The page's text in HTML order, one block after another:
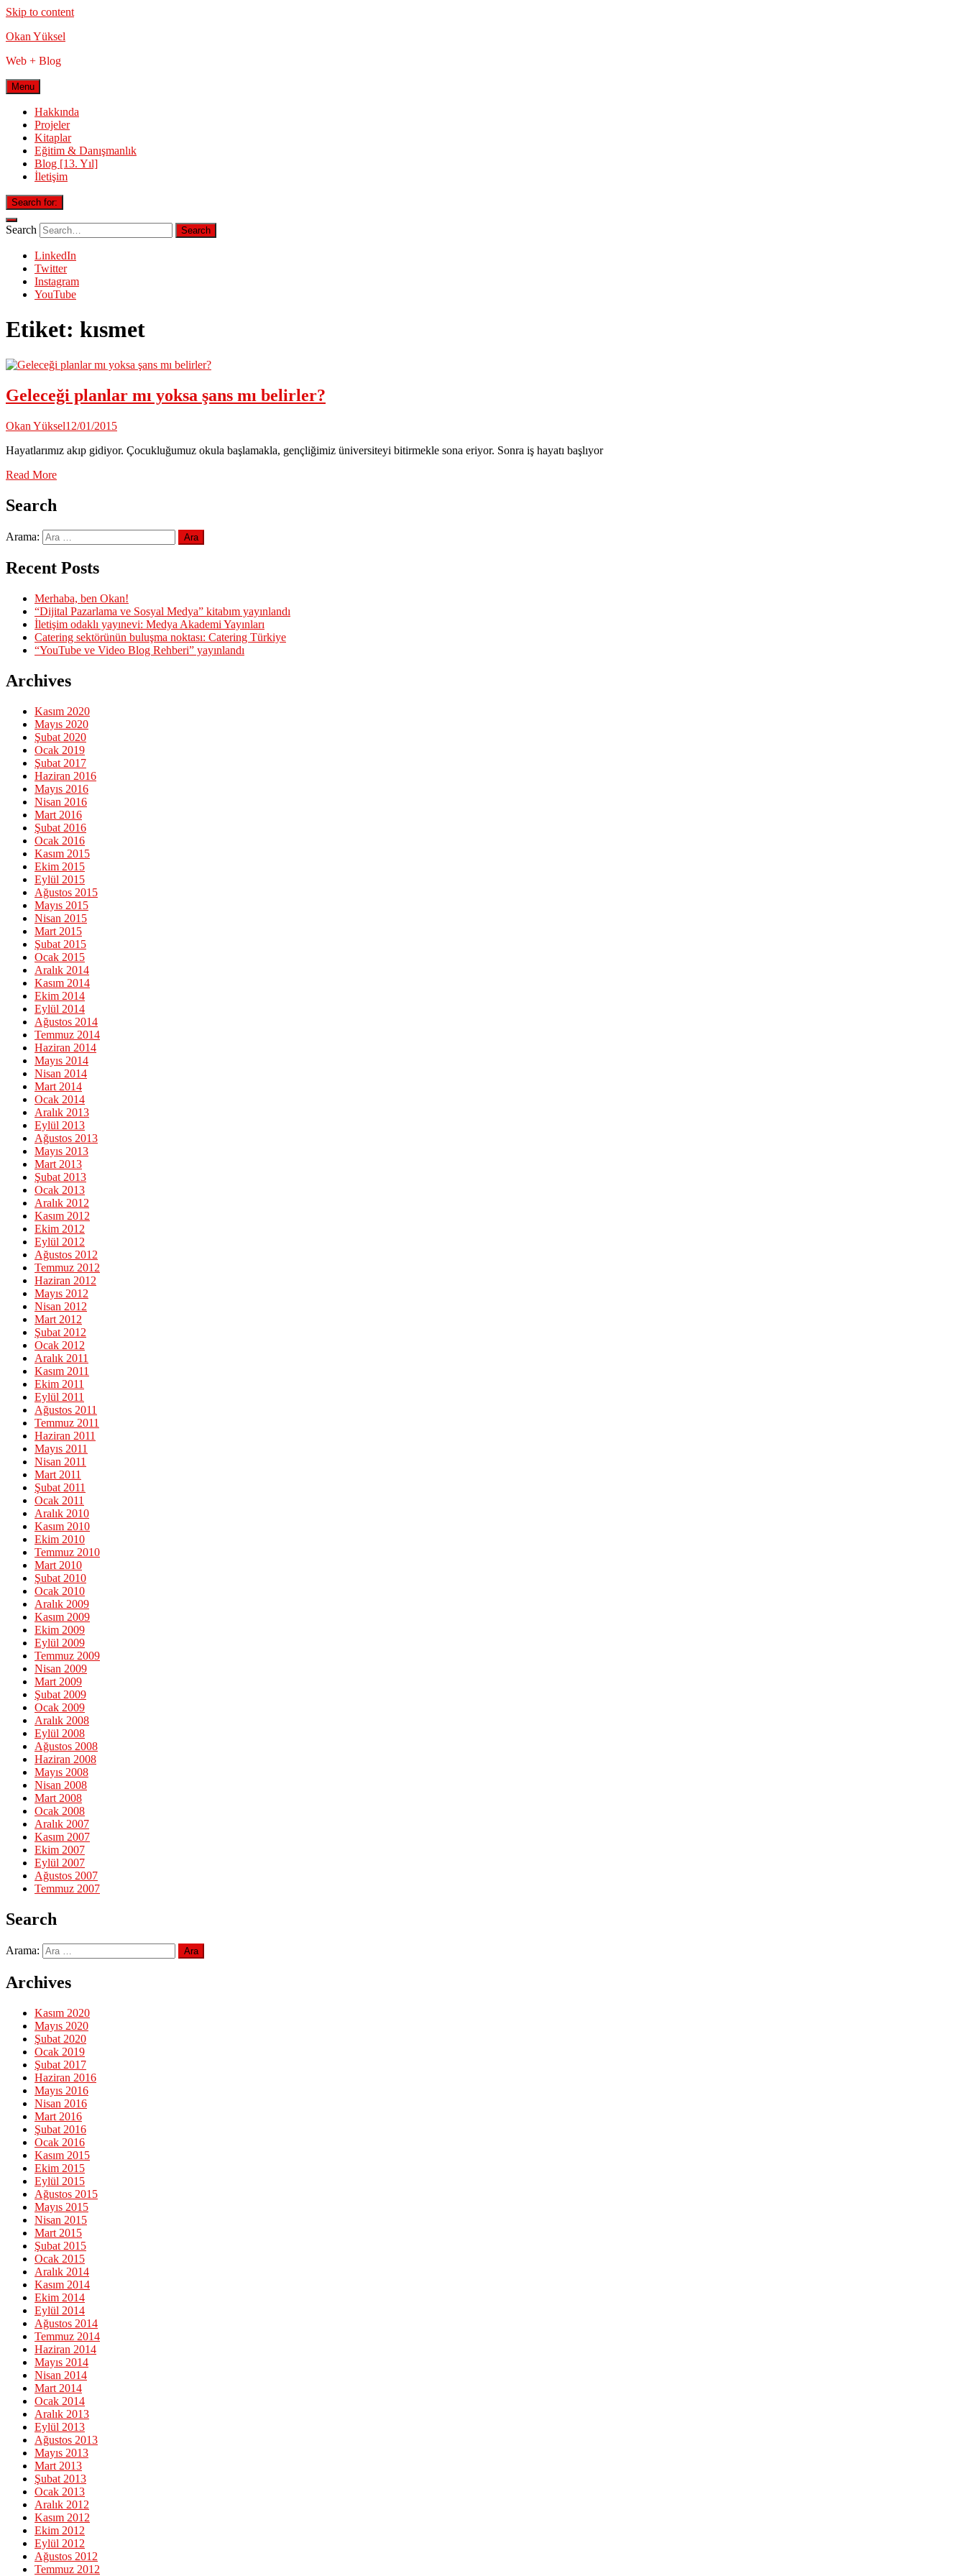
Skip to content
Okan Yüksel
Web + Blog
Menu
Hakkında
Projeler
Kitaplar
Eğitim & Danışmanlık
Blog [13. Yıl]
İletişim
Search for:
Search
LinkedIn
Twitter
Instagram
YouTube
Etiket: kısmet
Geleceği planlar mı yoksa şans mı belirler?
Okan Yüksel12/01/2015
Hayatlarımız akıp gidiyor. Çocukluğumuz okula başlamakla, gençliğimiz üniversiteyi bitirmekle sona eriyor. Sonra iş hayatı başlıyor
Read More
Search
Arama:
Recent Posts
Merhaba, ben Okan!
“Dijital Pazarlama ve Sosyal Medya” kitabım yayınlandı
İletişim odaklı yayınevi: Medya Akademi Yayınları
Catering sektörünün buluşma noktası: Catering Türkiye
“YouTube ve Video Blog Rehberi” yayınlandı
Archives
Kasım 2020
Mayıs 2020
Şubat 2020
Ocak 2019
Şubat 2017
Haziran 2016
Mayıs 2016
Nisan 2016
Mart 2016
Şubat 2016
Ocak 2016
Kasım 2015
Ekim 2015
Eylül 2015
Ağustos 2015
Mayıs 2015
Nisan 2015
Mart 2015
Şubat 2015
Ocak 2015
Aralık 2014
Kasım 2014
Ekim 2014
Eylül 2014
Ağustos 2014
Temmuz 2014
Haziran 2014
Mayıs 2014
Nisan 2014
Mart 2014
Ocak 2014
Aralık 2013
Eylül 2013
Ağustos 2013
Mayıs 2013
Mart 2013
Şubat 2013
Ocak 2013
Aralık 2012
Kasım 2012
Ekim 2012
Eylül 2012
Ağustos 2012
Temmuz 2012
Haziran 2012
Mayıs 2012
Nisan 2012
Mart 2012
Şubat 2012
Ocak 2012
Aralık 2011
Kasım 2011
Ekim 2011
Eylül 2011
Ağustos 2011
Temmuz 2011
Haziran 2011
Mayıs 2011
Nisan 2011
Mart 2011
Şubat 2011
Ocak 2011
Aralık 2010
Kasım 2010
Ekim 2010
Temmuz 2010
Mart 2010
Şubat 2010
Ocak 2010
Aralık 2009
Kasım 2009
Ekim 2009
Eylül 2009
Temmuz 2009
Nisan 2009
Mart 2009
Şubat 2009
Ocak 2009
Aralık 2008
Eylül 2008
Ağustos 2008
Haziran 2008
Mayıs 2008
Nisan 2008
Mart 2008
Ocak 2008
Aralık 2007
Kasım 2007
Ekim 2007
Eylül 2007
Ağustos 2007
Temmuz 2007
Search
Arama:
Archives
Kasım 2020
Mayıs 2020
Şubat 2020
Ocak 2019
Şubat 2017
Haziran 2016
Mayıs 2016
Nisan 2016
Mart 2016
Şubat 2016
Ocak 2016
Kasım 2015
Ekim 2015
Eylül 2015
Ağustos 2015
Mayıs 2015
Nisan 2015
Mart 2015
Şubat 2015
Ocak 2015
Aralık 2014
Kasım 2014
Ekim 2014
Eylül 2014
Ağustos 2014
Temmuz 2014
Haziran 2014
Mayıs 2014
Nisan 2014
Mart 2014
Ocak 2014
Aralık 2013
Eylül 2013
Ağustos 2013
Mayıs 2013
Mart 2013
Şubat 2013
Ocak 2013
Aralık 2012
Kasım 2012
Ekim 2012
Eylül 2012
Ağustos 2012
Temmuz 2012